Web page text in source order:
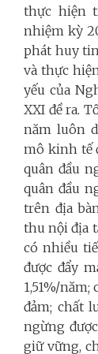
thực hiện
nhiệm kỳ
phát huy
và thực
yếu của
XXI đề ra.
năm luôn
mô kinh tế
quân đầu
quân đầu
trên địa
thu nội địa
có nhiều
được đẩy
1,51%/
đảm; chất
ngừng
giữ vững,